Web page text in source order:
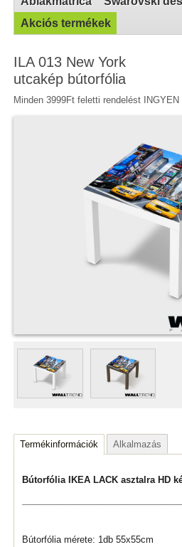
Akciós termékek
ILA 013 New York
utcakép bútorfólia
Minden 3999Ft feletti rendelést
Termékinformációk Alkalmazás
Bútorfólia IKEA LACK asztalra HD
Bútorfólia mérete: 1db 55x55cm